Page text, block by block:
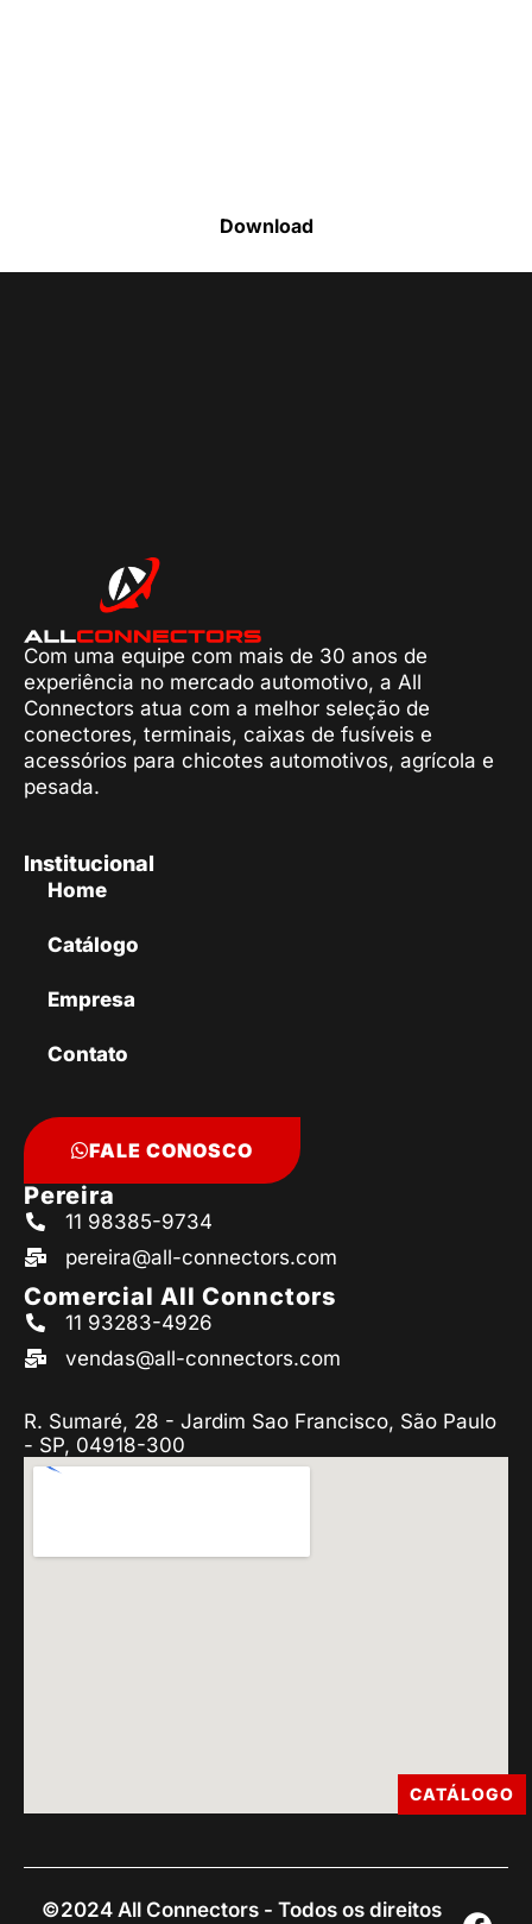
Download
Com uma equipe com mais de 30 anos de
experiência no mercado automotivo, a All
Connectors atua com a melhor seleção de
conectores, terminais, caixas de fusíveis e
acessórios para chicotes automotivos, agrícola e
pesada.
Institucional
Home
Catálogo
Empresa
Contato
FALE CONOSCO
Pereira
11 98385-9734
pereira@all-connectors.com
Comercial All Connctors
11 93283-4926
vendas@all-connectors.com
R. Sumaré, 28 - Jardim Sao Francisco, São Paulo
- SP, 04918-300
©2024 All Connectors - Todos os direitos
CATÁLOGO